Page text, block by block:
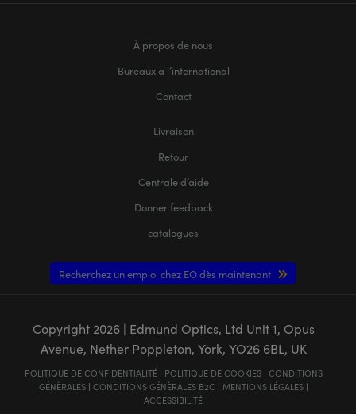
À propos de nous
Bureaux à l’international
Contact
Livraison
Retour
Centrale d’aide
Donner feedback
catalogues
Recherchez un emploi chez EO dès maintenant
Copyright 2026| Edmund Optics, Ltd Unit 1, Opus
Avenue, Nether Poppleton, York, YO26 6BL, UK
POLITIQUE DE CONFIDENTIALITÉ| POLITIQUE DE COOKIES| CONDITIONS
GÉNÈRALES| CONDITIONS GÉNÈRALES B2C | MENTIONS LÉGALES|
ACCESSIBILITÉ